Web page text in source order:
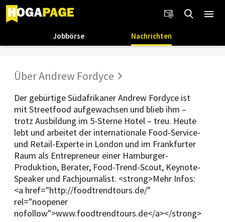
Jobbörse Nachrichten
Über Andrew Fordyce
Der gebürtige Südafrikaner Andrew Fordyce ist
mit Streetfood aufgewachsen und blieb ihm –
trotz Ausbildung im 5-Sterne Hotel – treu. Heute
lebt und arbeitet der internationale Food-Service-
und Retail-Experte in London und im Frankfurter
Raum als Entrepreneur einer Hamburger-
Produktion, Berater, Food-Trend-Scout, Keynote-
Speaker und Fachjournalist. <strong>Mehr Infos:
<a href="http://foodtrendtours.de/"
rel="noopener
nofollow">www.foodtrendtours.de</a></strong>